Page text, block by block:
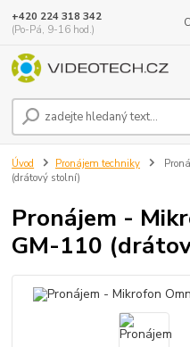
+420 224 318 342
(Po-Pá, 9-16 hod.)
Úvod Pronájem techniky
(drátový stolní)
Pronájem -
GM-110